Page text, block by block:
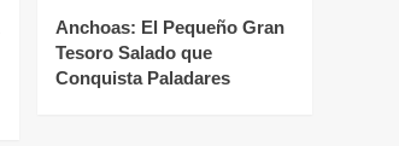
Anchoas: El Pequeño Gran
Tesoro Salado que
Conquista Paladares